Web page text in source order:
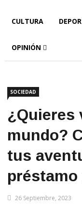
CULTURA
OPINIÓN
SOCIEDAD
¿Quieres
mundo?
tus
préstamo
26 Septiembre, 2023